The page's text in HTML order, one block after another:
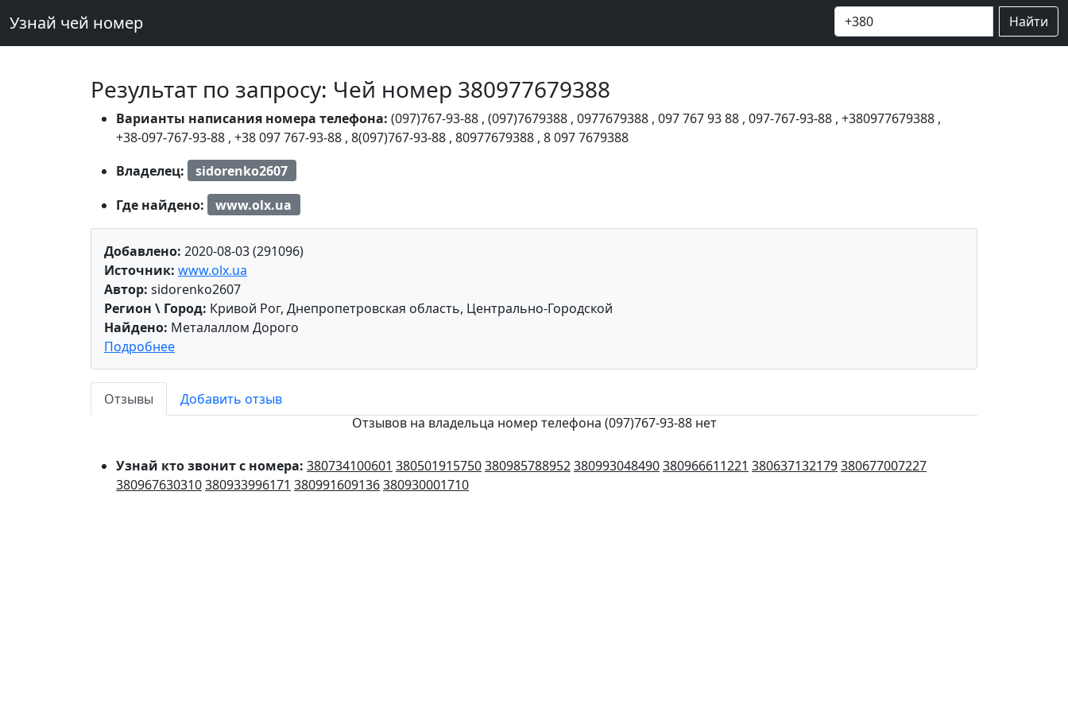
Узнай чей номер Найти
Результат по запросу: Чей номер 380977679388
Варианты написания номера телефона: (097)767-93-88 , (097)7679388 , 0977679388 , 097 767 93 88 , 097-767-93-88 , +380977679388 ,
+38-097-767-93-88 , +38 097 767-93-88 , 8(097)767-93-88 , 80977679388 , 8 097 7679388
Владелец:
sidorenko2607
Где найдено:
www.olx.ua
Добавлено: 2020-08-03 (291096)
Источник: www.olx.ua
Автор: sidorenko2607
Регион \ Город: Кривой Рог, Днепропетровская область, Центрально-Городской
Найдено: Металаллом Дорого
Подробнее
Отзывы
Добавить отзыв
Отзывов на владельца номер телефона (097)767-93-88 нет
Узнай кто звонит с номера: 380734100601 380501915750380985788952380993048490380966611221 380637132179380677007227
380967630310380933996171 380991609136380930001710